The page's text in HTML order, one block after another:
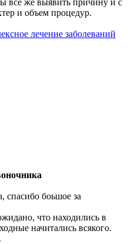
все же выявить причину и с
и объем процедур.
лечение заболеваний
спасибо боьшое за
что находились в
начитались всякого.